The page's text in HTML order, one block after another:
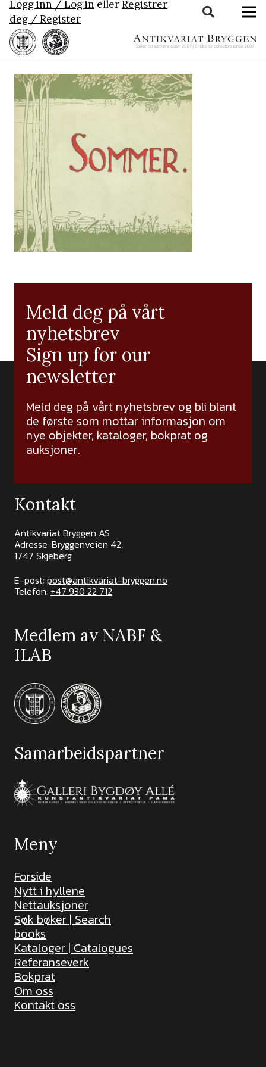
Logg inn / Log in ellerRegistrer
deg / Register
Meld deg på vårt
nyhetsbrev
Sign up for our
newsletter
Meld deg på vårt nyhetsbrev og bli blant
de første som mottar informasjon om
nye objekter, kataloger, bokprat og
auksjoner.
Kontakt
Antikvariat Bryggen AS
Adresse: Bryggenveien 42,
1747 Skjeberg
E-post: post@antikvariat-bryggen.no
Telefon: +47 930 22 712
Medlem av NABF &
ILAB
Samarbeidspartner
Meny
Forside
Nytt i hyllene
Nettauksjoner
Søk bøker | Search
books
Kataloger | Catalogues
Referanseverk
Bokprat
Om oss
Kontakt oss